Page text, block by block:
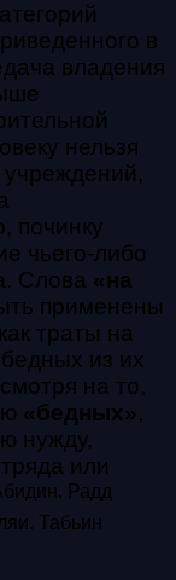
в
владения
нельзя
учреждений,
починку
чьего-либо
Слова «на
применены
траты на
из их
на то,
«бедных»,
нужду,
или
Радд
Табьин